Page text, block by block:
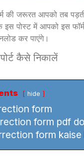
की जरूरत आपको तब
इस पोस्ट में आपको इस
कर पाएंगे।
कैसे निकालें
hide
form
form pdf
form kaise